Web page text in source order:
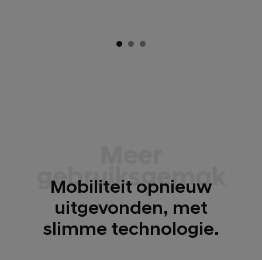
gebruiksgemak
Mobiliteit opnieuw
uitgevonden, met
slimme technologie.